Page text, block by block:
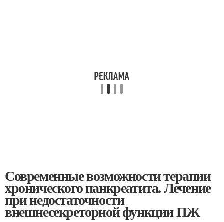
Современные возможности терапии
хронического панкреатита. Лечение
при недостаточности
внешнесекреторной функции ПЖ